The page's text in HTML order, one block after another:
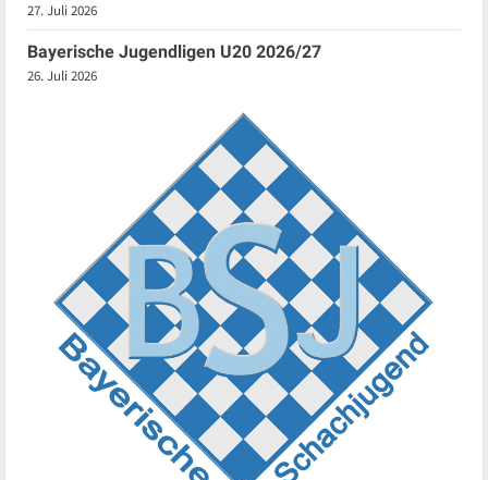
27. Juli 2026
Bayerische Jugendligen U20 2026/27
26. Juli 2026